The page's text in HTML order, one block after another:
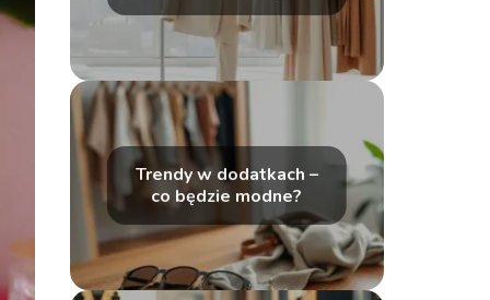
Trendy w dodatkach –
co będzie modne?